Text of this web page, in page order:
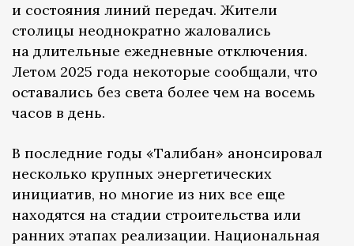
и состояния линий передач. Жители
столицы неоднократно жаловались
на длительные ежедневные отключения.
Летом 2025 года некоторые сообщали, что
оставались без света более чем на восемь
часов в день.
В последние годы «Талибан» анонсировал
несколько крупных энергетических
инициатив, но многие из них все еще
находятся на стадии строительства или
ранних этапах реализации. Национальная